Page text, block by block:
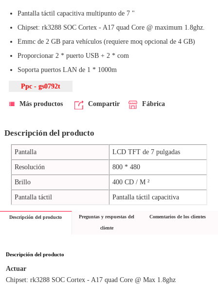
Pantalla táctil capacitiva multipunto de 7 "
Chipset: rk3288 SOC Cortex - A17 quad Core @ maximum 1.8ghz.
Emmc de 2 GB para vehículos (requiere moq opcional de 4 GB)
Proporcionar 2 * puerto USB + 2 * com
Soporta puertos LAN de 1 * 1000m
Ppc - gs0792t
Más productos Compartir Fábrica
Descripción del producto
Pantalla
LCD TFT de 7 pulgadas
Resolución
800 * 480
Brillo
400 CD / M ²
Pantalla táctil
Pantalla táctil capacitiva
Descripción del producto Preguntas y respuestas del
cliente
Comentarios de los clientes
Descripción del producto
Actuar
Chipset: rk3288 SOC Cortex - A17 quad Core @ Max 1.8ghz